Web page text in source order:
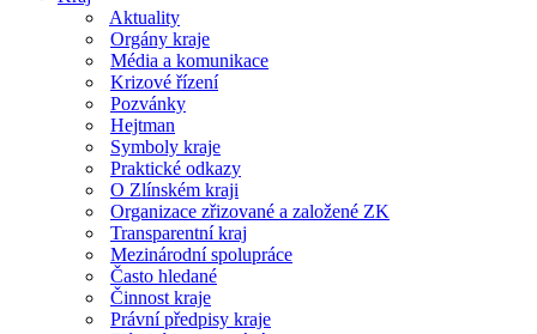
Aktuality
Orgány kraje
Média a komunikace
Krizové řízení
Pozvánky
Hejtman
Symboly kraje
Praktické odkazy
O Zlínském kraji
Organizace zřizované a založené ZK
Transparentní kraj
Mezinárodní spolupráce
Často hledané
Činnost kraje
Právní předpisy kraje